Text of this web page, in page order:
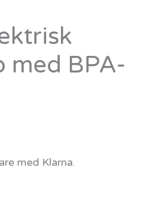
med BPA-
899 kr.
med Klarna.